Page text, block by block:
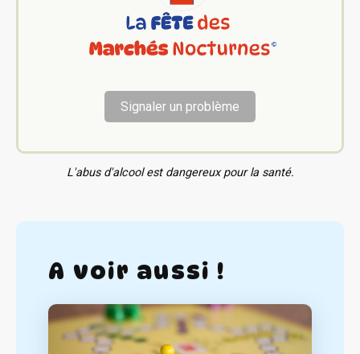
Signaler un problème
L'abus d'alcool est dangereux pour la santé.
A voir aussi !